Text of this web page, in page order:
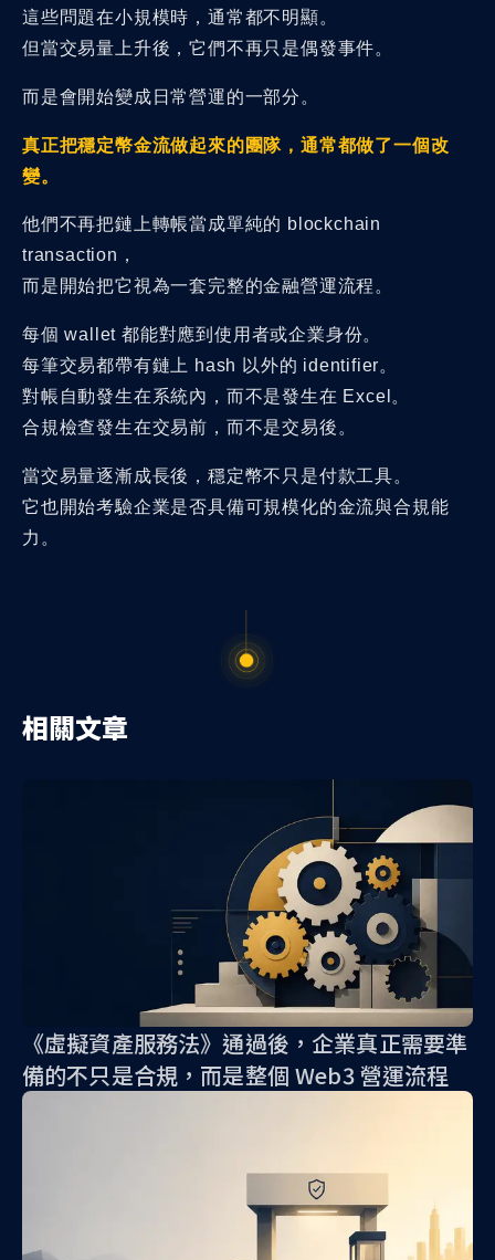
這些問題在小規模時，通常都不明顯。
但當交易量上升後，它們不再只是偶發事件。
而是會開始變成日常營運的一部分。
真正把穩定幣金流做起來的團隊，通常都做了一個改
變。
他們不再把鏈上轉帳當成單純的 blockchain
transaction，
而是開始把它視為一套完整的金融營運流程。
每個 wallet 都能對應到使用者或企業身份。
每筆交易都帶有鏈上 hash 以外的 identifier。
對帳自動發生在系統內，而不是發生在 Excel。
合規檢查發生在交易前，而不是交易後。
當交易量逐漸成長後，穩定幣不只是付款工具。
它也開始考驗企業是否具備可規模化的金流與合規能
力。
相關文章
《虛擬資產服務法》通過後，企業真正需要準
備的不只是合規，而是整個 Web3 營運流程